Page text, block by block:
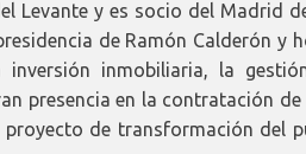
Levante y es socio del Madrid
de Ramón Calderón y
inversión inmobiliaria, la
presencia en la contratación
proyecto de transformación del